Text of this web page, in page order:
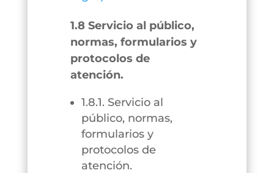
1.8 Servicio al público,
normas, formularios y
protocolos de
atención.
1.8.1. Servicio al
público, normas,
formularios y
protocolos de
atención.